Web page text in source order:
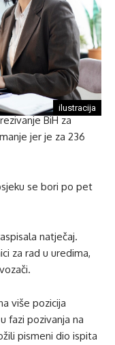
ilustracija
BiH za
jer je za 236
se bori po pet
natječaj.
za rad u uredima,
više pozicija
fazi pozivanja na
pismeni dio ispita